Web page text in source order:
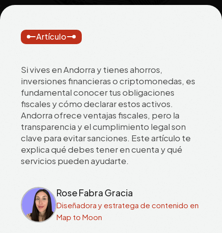
Artículo
Si vives en Andorra y tienes ahorros,
inversiones financieras o criptomonedas, es
fundamental conocer tus obligaciones
fiscales y cómo declarar estos activos.
Andorra ofrece ventajas fiscales, pero la
transparencia y el cumplimiento legal son
clave para evitar sanciones. Este artículo te
explica qué debes tener en cuenta y qué
servicios pueden ayudarte.
Rose Fabra Gracia
Diseñadora y estratega de contenido en
Map to Moon